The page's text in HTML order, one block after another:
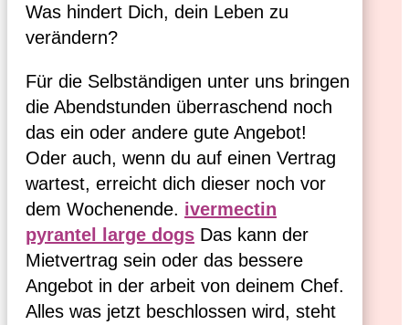
Was hindert Dich, dein Leben zu
verändern?
Für die Selbständigen unter uns bringen
die Abendstunden überraschend noch
das ein oder andere gute Angebot!
Oder auch, wenn du auf einen Vertrag
wartest, erreicht dich dieser noch vor
dem Wochenende. ivermectin
pyrantel large dogs Das kann der
Mietvertrag sein oder das bessere
Angebot in der arbeit von deinem Chef.
Alles was jetzt beschlossen wird, steht